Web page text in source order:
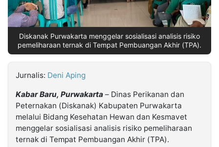
Kabarbaru.co
2026
Diskanak Purwakarta menggelar sosialisasi analisis risiko
pemeliharaan ternak di Tempat Pembuangan Akhir (TPA).
Jurnalis: Deni Aping
Kabar Baru, Purwakarta – Dinas Perikanan dan
Peternakan (Diskanak) Kabupaten Purwakarta
melalui Bidang Kesehatan Hewan dan Kesmavet
menggelar sosialisasi analisis risiko pemeliharaan
ternak di Tempat Pembuangan Akhir (TPA).